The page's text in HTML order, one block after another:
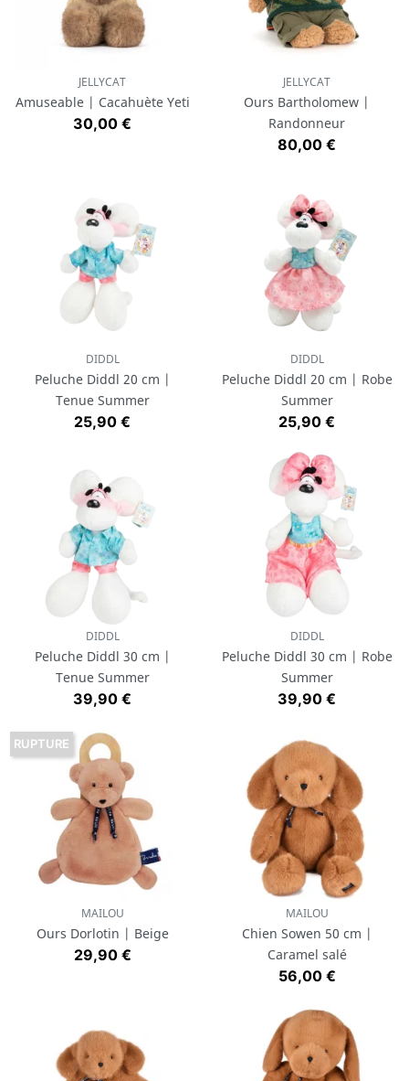
JELLYCAT
Amuseable | Cacahuète Yeti
Prix
30,00 €
JELLYCAT
Ours Bartholomew |
Randonneur
Prix
80,00 €
DIDDL
Peluche Diddl 20 cm |
Tenue Summer
Prix
25,90 €
DIDDL
Peluche Diddl 20 cm | Robe
Summer
Prix
25,90 €
DIDDL
Peluche Diddl 30 cm |
Tenue Summer
Prix
39,90 €
DIDDL
Peluche Diddl 30 cm | Robe
Summer
Prix
39,90 €
MAILOU
Ours Dorlotin | Beige
Prix
29,90 €
RUPTURE
MAILOU
Chien Sowen 50 cm |
Caramel salé
Prix
56,00 €